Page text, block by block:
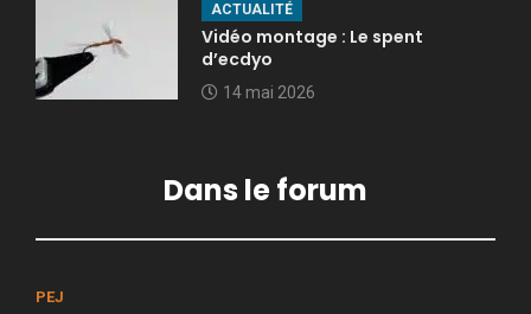
ACTUALITÉ
Vidéo montage : Le spent
d’ecdyo
14 mai 2026
Dans le forum
PEJ